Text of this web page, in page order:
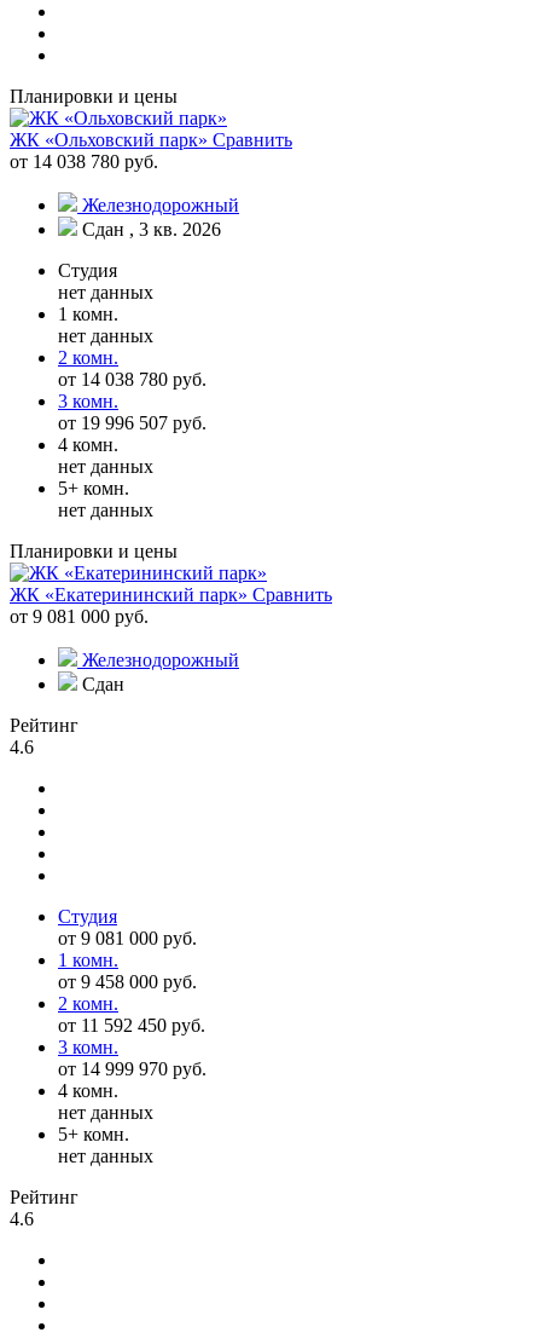
Планировки и цены
ЖК «Ольховский парк» Сравнить
от 14 038 780 руб.
Железнодорожный
Сдан , 3 кв. 2026
Студия
нет данных
1 комн.
нет данных
2 комн.
от 14 038 780 руб.
3 комн.
от 19 996 507 руб.
4 комн.
нет данных
5+ комн.
нет данных
Планировки и цены
ЖК «Екатерининский парк» Сравнить
от 9 081 000 руб.
Железнодорожный
Сдан
Рейтинг
4.6
Студия
от 9 081 000 руб.
1 комн.
от 9 458 000 руб.
2 комн.
от 11 592 450 руб.
3 комн.
от 14 999 970 руб.
4 комн.
нет данных
5+ комн.
нет данных
Рейтинг
4.6